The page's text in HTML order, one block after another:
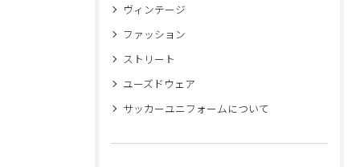
ヴィンテージ
ファッション
ストリート
ユーズドウェア
サッカーユニフォームについて